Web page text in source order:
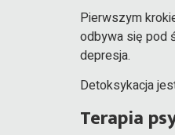
Pierwszym
odbywa się pod
depresja.
Detoksykacja
Terapia